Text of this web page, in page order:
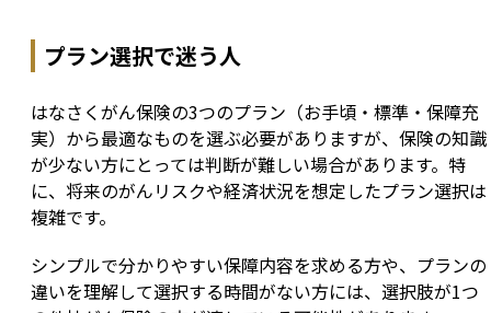
プラン選択で迷う人
はなさくがん保険の3つのプラン（お手頃・標準・保障充
実）から最適なものを選ぶ必要がありますが、保険の知識
が少ない方にとっては判断が難しい場合があります。特
に、将来のがんリスクや経済状況を想定したプラン選択は
複雑です。
シンプルで分かりやすい保障内容を求める方や、プランの
違いを理解して選択する時間がない方には、選択肢が1つ